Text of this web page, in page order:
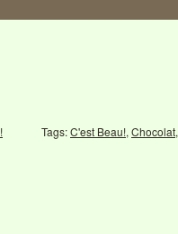
Tags:C'est Beau!, Chocolat,